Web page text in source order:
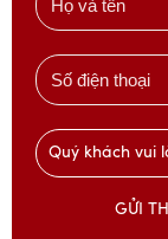
Quý khách vui
GỬI